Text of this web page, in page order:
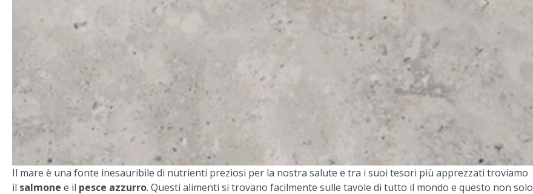
Il mare è una fonte inesauribile di nutrienti preziosi per la nostra salute e tra i suoi tesori più apprezzati troviamo
il salmone e il pesce azzurro. Questi alimenti si trovano facilmente sulle tavole di tutto il mondo e questo non solo